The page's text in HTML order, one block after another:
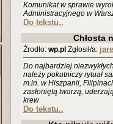
Komunikat w sprawie
Administracyjnego w
Do tekstu..
Chłosta
Źrodło: wp.pl Zgłosił/a:
Do najbardziej
należy pokutniczy rytuał
m.in. w Hiszpanii,
zasłoniętą twarzą,
krew
Do tekstu..